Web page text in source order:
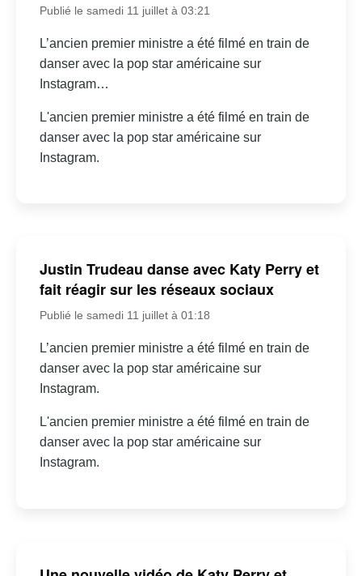
Publié le samedi 11 juillet à 03:21
L’ancien premier ministre a été filmé en train de
danser avec la pop star américaine sur
Instagram…
L'ancien premier ministre a été filmé en train de
danser avec la pop star américaine sur
Instagram.
Justin Trudeau danse avec Katy Perry et
fait réagir sur les réseaux sociaux
Publié le samedi 11 juillet à 01:18
L’ancien premier ministre a été filmé en train de
danser avec la pop star américaine sur
Instagram.
L'ancien premier ministre a été filmé en train de
danser avec la pop star américaine sur
Instagram.